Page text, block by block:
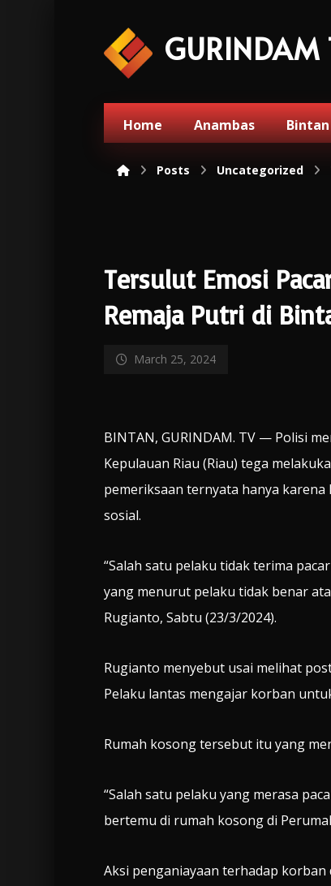
GURINDAM
Home Anambas Bintan
Posts Uncategorized
Tersulut Emosi
Remaja Putri di
March 25, 2024
BINTAN, GURINDAM. TV — Polisi
Kepulauan Riau (Riau) tega
pemeriksaan ternyata hanya
sosial.
“Salah satu pelaku tidak terima
yang menurut pelaku tidak benar
Rugianto, Sabtu (23/3/2024).
Rugianto menyebut usai melihat
Pelaku lantas mengajar korban
Rumah kosong tersebut itu yang
“Salah satu pelaku yang merasa
bertemu di rumah kosong di
Aksi penganiayaan terhadap